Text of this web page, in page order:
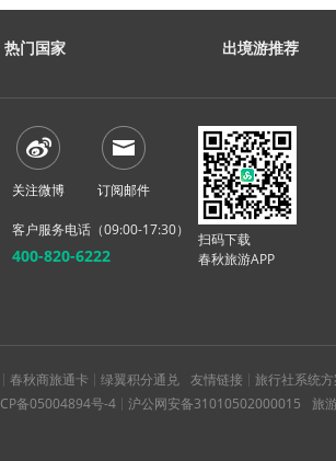
热门国家 出境游推荐
关注微博 订阅邮件
客户服务电话（09:00-17:30）
400-820-6222
扫码下载
春秋旅游APP
春秋商旅通卡 绿翼积分通兑 友情链接
旅行社系统方
备05004894号-4 沪公网安备31010502000015 旅